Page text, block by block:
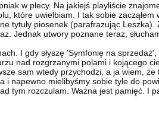
w plecy. Na jakiejś playliście
które uwielbiam. I tak sobie zacząłem
tytuły piosenek (parafrazując Leszka).
Jednak utwory poznane teraz,
I gdy słyszę 'Symfonię na
nad rozgrzanymi polami i kojącego
sam wtedy przychodzi, a ja wiem,
i napewno mielibyśmy sobie tyle do
tym rozczulam. Ważna jest pamięć. I